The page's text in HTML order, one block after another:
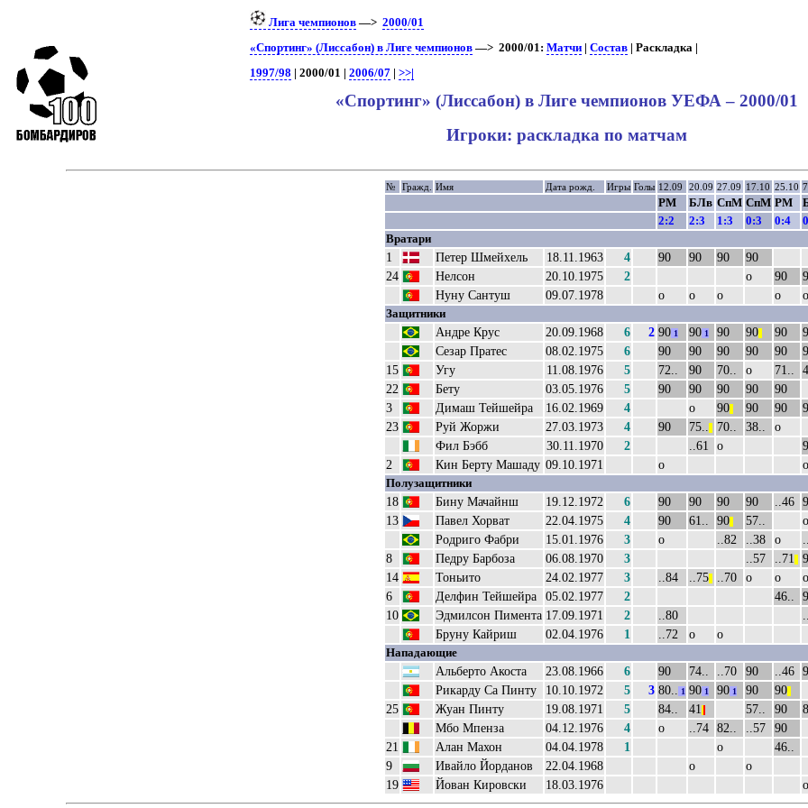
Лига чемпионов—> 2000/01
«Спортинг» (Лиссабон) в Лиге чемпионов—> 2000/01: Матчи| Состав| Раскладка |
1997/98 | 2000/01 | 2006/07| >>|
«Спортинг» (Лиссабон) в Лиге чемпионов УЕФА – 2000/01
Игроки: раскладка по матчам
№ Гражд. Имя Дата рожд. Игры Голы 12.09 20.09 27.09 17.10 25.10
РМ БЛв СпМ СпМ РМ
2:2
2:3 1:3 0:3 0:4
Вратари
1 Петер Шмейхель 18.11.1963 4 90 90 90
90
24
Нелсон 20.10.1975 2 о 90
Нуну Сантуш 09.07.1978 о о о о о
Защитники
Андре Крус 20.09.1968 6 2 90 1 90 1 90 90 90
Сезар Пратес
08.02.1975 6 90 90 90 90 90
15 Угу 11.08.1976 5 72.. 90 70.. о 71..
22
Бету 03.05.1976 5 90 90 90 90
90
3
Димаш Тейшейра 16.02.1969 4 о 90 90 90
23
Руй Жоржи 27.03.1973 4 90 75.. 70.. 38..
о
Фил Бэбб
30.11.1970 2 ..61 о
2
Кин Берту Машаду 09.10.1971 о о
Полузащитники
18 Бину Мачайнш 19.12.1972 6 90 90 90 90 ..46
13
Павел Хорват 22.04.1975 4 90 61.. 90 57..
о
Родриго Фабри
15.01.1976 3 о ..82 ..38 о
8
Педру Барбоза 06.08.1970 3 ..57 ..71
14
Тоньито 24.02.1977 3 ..84 ..75 ..70 о о
о
6
Делфин Тейшейра 05.02.1977 2 46..
10
Эдмилсон Пимента 17.09.1971 2 ..80
Бруну Кайриш
02.04.1976 1 ..72 о о
Нападающие
Альберто Акоста 23.08.1966 6 90 74.. ..70 90 ..46
Рикарду Са Пинту
10.10.1972 5 3 80.. 1 90 1 90 1 90 90
25 Жуан Пинту 19.08.1971 5 84.. 41 57.. 90
Мбо Мпенза
04.12.1976 4 о ..74 82.. ..57
90
21
Алан Махон 04.04.1978 1 о
46..
9
Ивайло Йорданов 22.04.1968 о
о
19
Йован Кировски 18.03.1976 о